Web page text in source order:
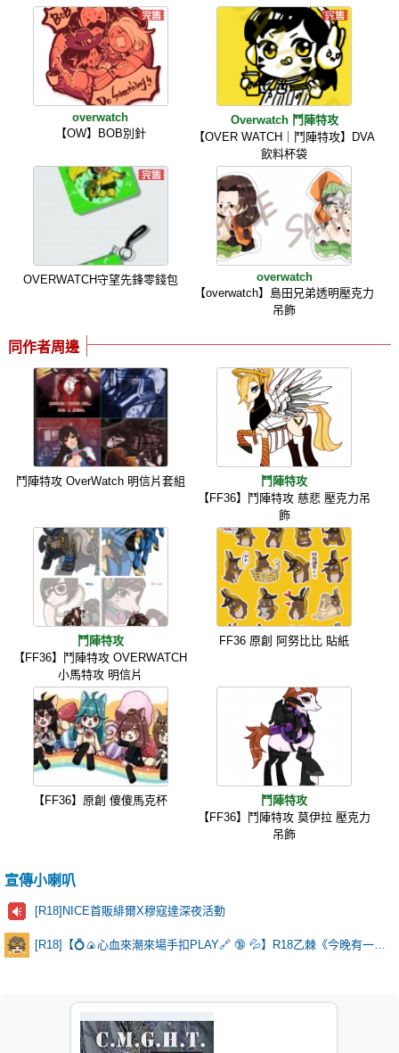
overwatch
【OW】BOB別針
Overwatch 鬥陣特攻
【OVER WATCH｜鬥陣特攻】DVA
飲料杯袋
OVERWATCH守望先鋒零錢包
overwatch
【overwatch】島田兄弟透明壓克力
吊飾
同作者周邊
鬥陣特攻 OverWatch 明信片套組
鬥陣特攻
【FF36】鬥陣特攻 慈悲 壓克力吊
飾
鬥陣特攻
【FF36】鬥陣特攻 OVERWATCH
小馬特攻 明信片
FF36 原創 阿努比比 貼紙
【FF36】原創 傻傻馬克杯
鬥陣特攻
【FF36】鬥陣特攻 莫伊拉 壓克力
吊飾
宣傳小喇叭
[R18]NICE首販緋爾X穆寇達深夜活動
[R18]【💍🍙心血來潮來場手扣PLAY🔗 🔞 💦】R18乙棘《今晚有一點點特別》